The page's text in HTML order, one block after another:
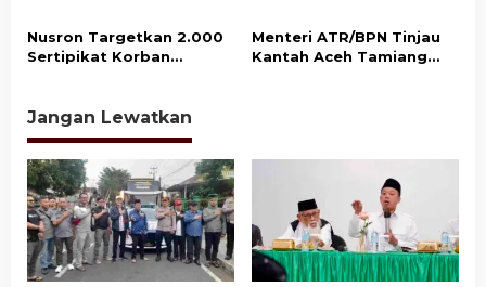
untuk Pembangunan
Masjid di Aceh Tamiang
Tamiang Siap Digunakan
Nusron Targetkan 2.000
Sertipikat Korban
Menteri ATR/BPN Tinjau
Kantah Aceh Tamiang
Jangan Lewatkan